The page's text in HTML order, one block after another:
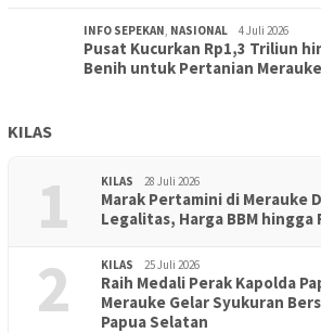
INFO SEPEKAN, NASIONAL 4 Juli 2026
Pusat Kucurkan Rp1,3 Triliun
Benih untuk Pertanian Merauke
KILAS
1 KILAS 28 Juli 2026
Marak Pertamini di Merauke
Legalitas, Harga BBM hingga
2 KILAS 25 Juli 2026
Raih Medali Perak Kapolda
Merauke Gelar Syukuran
Papua Selatan